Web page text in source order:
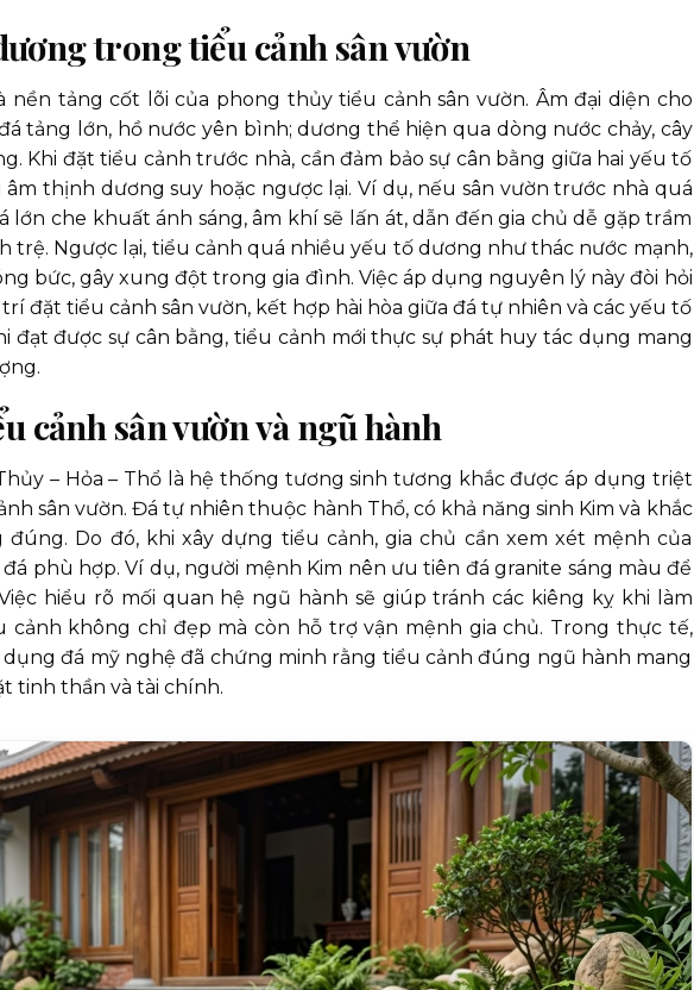
trong tiểu cảnh sân vườn
nền tảng cốt lõi của phong thủy tiểu cảnh sân vườn. Âm đại diện cho
tảng lớn, hồ nước yên bình; dương thể hiện qua dòng nước chảy, cây
Khi đặt tiểu cảnh trước nhà, cần đảm bảo sự cân bằng giữa hai yếu tố
thịnh dương suy hoặc ngược lại. Ví dụ, nếu sân vườn trước nhà quá
lớn che khuất ánh sáng, âm khí sẽ lấn át, dẫn đến gia chủ dễ gặp trầm
trệ. Ngược lại, tiểu cảnh quá nhiều yếu tố dương như thác nước mạnh,
bức, gây xung đột trong gia đình. Việc áp dụng nguyên lý này đòi hỏi
trí đặt tiểu cảnh sân vườn, kết hợp hài hòa giữa đá tự nhiên và các yếu tố
đạt được sự cân bằng, tiểu cảnh mới thực sự phát huy tác dụng mang
cảnh sân vườn và ngũ hành
– Hỏa – Thổ là hệ thống tương sinh tương khắc được áp dụng triệt
sân vườn. Đá tự nhiên thuộc hành Thổ, có khả năng sinh Kim và khắc
Do đó, khi xây dựng tiểu cảnh, gia chủ cần xem xét mệnh của
phù hợp. Ví dụ, người mệnh Kim nên ưu tiên đá granite sáng màu để
hiểu rõ mối quan hệ ngũ hành sẽ giúp tránh các kiêng kỵ khi làm
cảnh không chỉ đẹp mà còn hỗ trợ vận mệnh gia chủ. Trong thực tế,
đá mỹ nghệ đã chứng minh rằng tiểu cảnh đúng ngũ hành mang
tinh thần và tài chính.